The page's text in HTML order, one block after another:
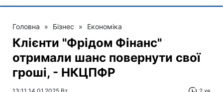
Головна » Бізнес » Економіка
Клієнти "Фрідом Фінанс"
отримали шанс повернути свої
гроші, - НКЦПФР